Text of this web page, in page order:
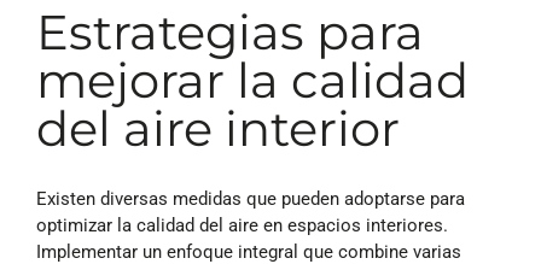
Estrategias para
mejorar la calidad
del aire interior
Existen diversas medidas que pueden adoptarse para
optimizar la calidad del aire en espacios interiores.
Implementar un enfoque integral que combine varias